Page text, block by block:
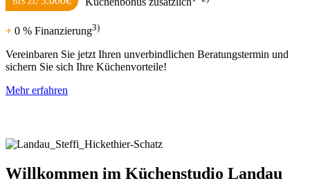
+ 0 % Finanzierung3)
Vereinbaren Sie jetzt Ihren unverbindlichen Beratungstermin und
sichern Sie sich Ihre Küchenvorteile!
Mehr erfahren
Willkommen im Küchenstudio Landau